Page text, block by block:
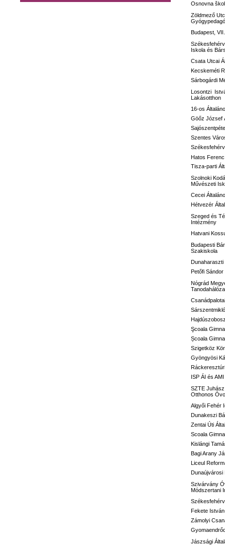
Osnovna
Zöldmező
Budapest,
Iskola és
Csata Utcai
Kecskeméti
Sárbogárdi
Losontzi
Lakásotthon
16-os
Göőz József
Szentes
Hatos
Tisza-parti
Szolnoki
Művészeti
Cecei
Hétvezér
Szeged és
Intézmény
Hatvani
Budapesti
Szakiskola
Dunaharaszti
Petőfi
Nógrád
Şcoala
Școala
Szigetköz
Gyöngyösi
ISP ÁI és
SZTE
Otthonos
Algyői Fehér
Dunakeszi
Zentai Úti
Scoala
Kislángi
Bagi Arany
Liceul
Dunaújvárosi
Szivárvány
Módszertani
Fekete
Zámolyi
Jászsági